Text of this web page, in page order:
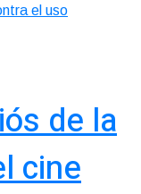
el uso
de la
cine